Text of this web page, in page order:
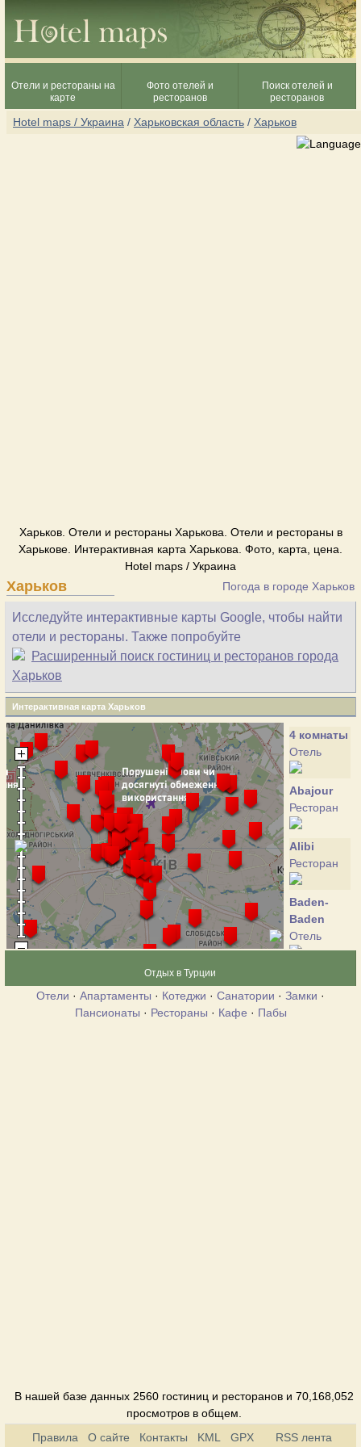
Отели и рестораны на
карте
Фото отелей и
ресторанов
Поиск отелей и
ресторанов
Hotel maps / Украина / Харьковская область / Харьков
Харьков. Отели и рестораны Харькова. Отели и рестораны в
Харькове. Интерактивная карта Харькова. Фото, карта, цена.
Hotel maps / Украина
Харьков Погода в городе Харьков
Исследуйте интерактивные карты Google, чтобы найти
отели и рестораны. Также попробуйте
Расширенный поиск гостиниц и ресторанов города
Харьков
Интерактивная карта Харьков
4 комнаты
Отель
Abajour
Ресторан
Alibi
Ресторан
Baden-
Baden
Отель
Ресторан
Jazzter
Клуб
Отдых в Турции
Отели · Апартаменты · Котеджи · Санатории · Замки ·
Пансионаты · Рестораны · Кафе · Пабы
В нашей базе данных 2560 гостиниц и ресторанов и 70,168,052
просмотров в общем.
Правила
О сайте Контакты KML GPX RSS лента